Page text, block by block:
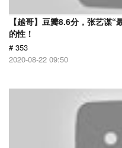
【越哥】豆瓣8.6分，张艺谋
的性！
# 353
2020-08-22 09:50